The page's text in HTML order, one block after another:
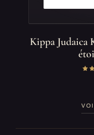
Kippa Judaica